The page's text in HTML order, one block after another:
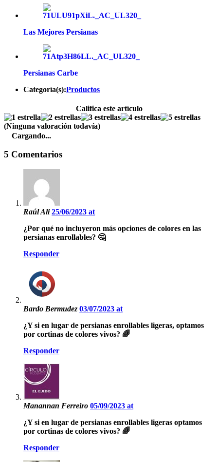
Las Mejores Persianas
Persianas Carbe
Categoría(s):Productos
Califica este artículo
(Ninguna valoración todavía)
Cargando...
5 Comentarios
Raúl Ali25/06/2023 at
¿Por qué no incluyeron más opciones de colores en las
persianas enrollables? 🤔
Responder
Bardo Bermudez 03/07/2023 at
¿Y si en lugar de persianas enrollables ligeras, optamos
por cortinas de colores vivos? 🌈
Responder
Manannan Ferreiro 05/09/2023 at
¿Y si en lugar de persianas enrollables ligeras optamos
por cortinas de colores vivos? 🌈
Responder